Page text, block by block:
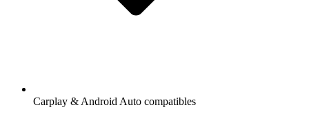
Carplay & Android Auto compatibles